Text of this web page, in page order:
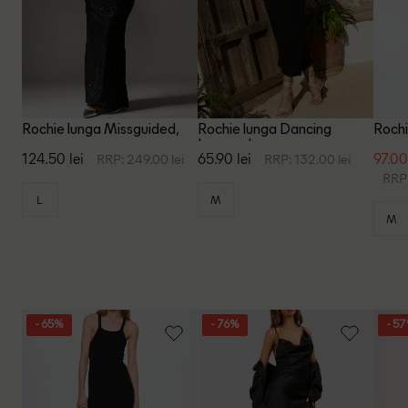
Rochie lunga Missguided,
124.50 lei RRP: 249.00 lei
L
Rochie lunga Dancing
Leopard, negru
65.90 lei RRP: 132.00 lei
M
M
- 65% - 76% -